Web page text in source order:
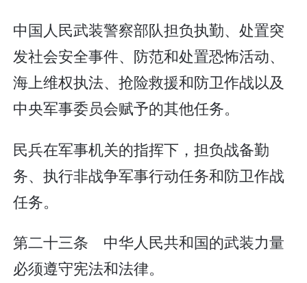
中国人民武装警察部队担负执勤、处置突
发社会安全事件、防范和处置恐怖活动、
海上维权执法、抢险救援和防卫作战以及
中央军事委员会赋予的其他任务。
民兵在军事机关的指挥下，担负战备勤
务、执行非战争军事行动任务和防卫作战
任务。
第二十三条 中华人民共和国的武装力量
必须遵守宪法和法律。